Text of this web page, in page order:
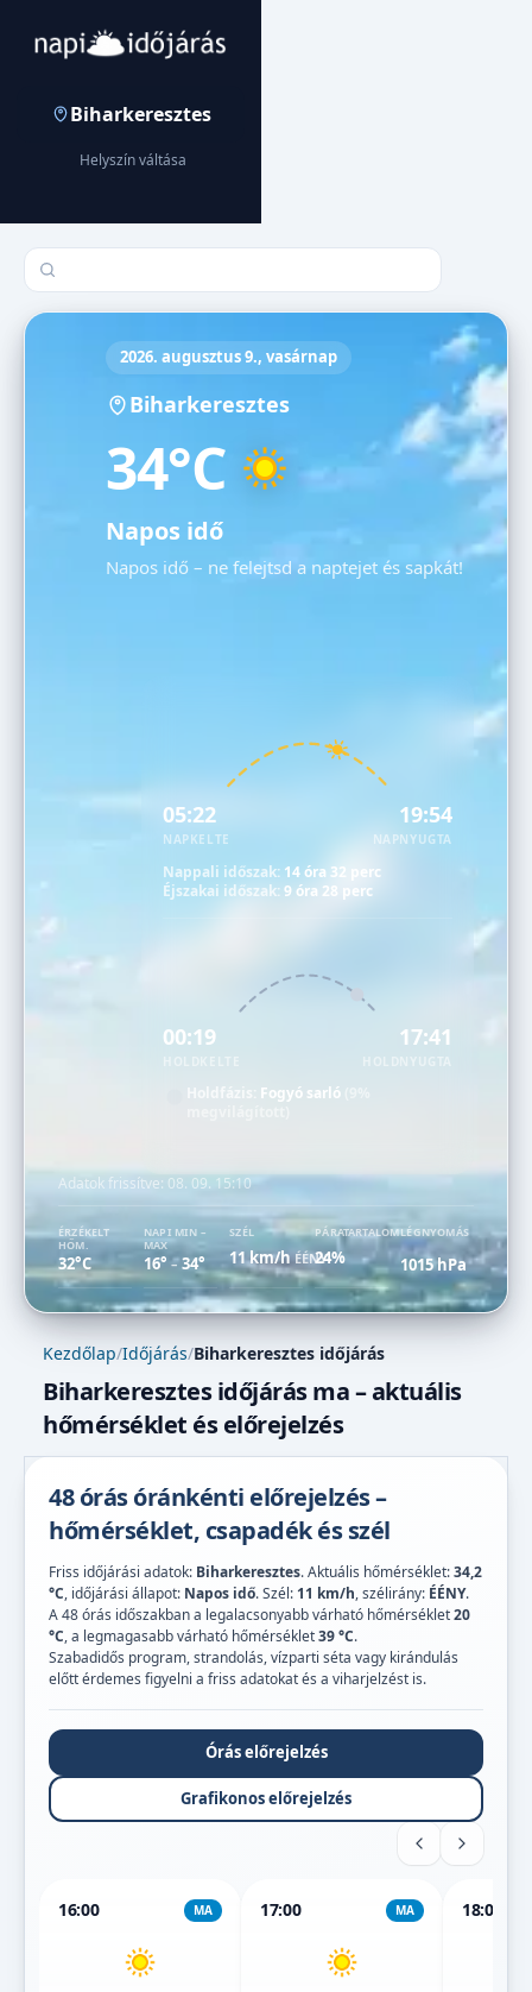
Biharkeresztes
Helyszín váltása
Település keresése
2026. augusztus 9., vasárnap
Biharkeresztes
34°C
Napos idő
Napos idő – ne felejtsd a naptejet és sapkát!
05:22
NAPKELTE
19:54
NAPNYUGTA
Nappali időszak: 14 óra 32 perc
Éjszakai időszak:9 óra 28 perc
00:19 17:41
HOLDNYUGTA
Holdfázis: Fogyó sarló
Adatok frissítve: 08. 09. 15:10
ÉRZÉKELT
HŐM.
32°C
NAPI MIN –
MAX
16° –34°
SZÉL
11 km/hÉÉNY
PÁRATARTALOM
24%
LÉGNYOMÁS
1015 hPa
Kezdőlap/Időjárás/Biharkeresztes időjárás
Biharkeresztes időjárás ma – aktuális
hőmérséklet és előrejelzés
48 órás óránkénti előrejelzés –
hőmérséklet, csapadék és szél
Friss időjárási adatok: Biharkeresztes. Aktuális hőmérséklet:34,2
°C, időjárási állapot: Napos idő. Szél: 11 km/h, szélirány: ÉÉNY.
A 48 órás időszakban a legalacsonyabb várható hőmérséklet20
°C, a legmagasabb várható hőmérséklet39 °C.
Szabadidős program, strandolás, vízparti séta vagy kirándulás
előtt érdemes figyelni a friss adatokat és a viharjelzést is.
Órás előrejelzés
Grafikonos előrejelzés
16:00 MA 17:00 MA 18:00